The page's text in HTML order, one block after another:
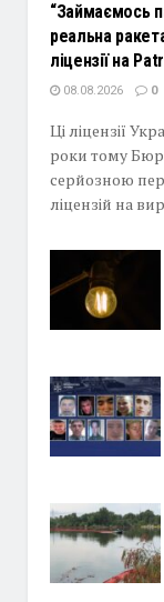
“Займаємось
реальна
ліцензії на
08.08.2026 0
Ці ліцензії
роки тому
серйозною
ліцензій на